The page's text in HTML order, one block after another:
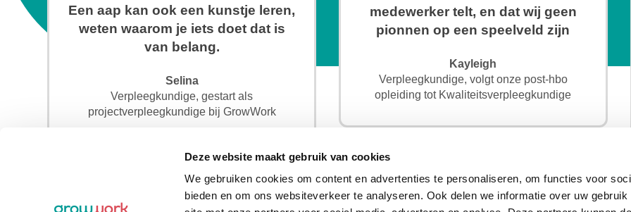
Deze website maakt gebruik van cookies
We gebruiken cookies om content en advertenties te personaliseren, om functies voor
bieden en om ons websiteverkeer te analyseren. Ook delen we informatie over uw gebruik
Een aap kan ook een kunstje leren,
weten waarom je iets doet dat is
van belang.
Selina
Verpleegkundige, gestart als
projectverpleegkundige bij GrowWork
medewerker telt, en dat wij geen
pionnen op een speelveld zijn
Kayleigh
Verpleegkundige, volgt onze post-hbo
opleiding tot Kwaliteitsverpleegkundige